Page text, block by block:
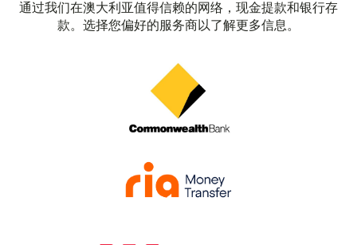
通过我们在澳大利亚值得信赖的网络，现金提款和银行存
款。选择您偏好的服务商以了解更多信息。